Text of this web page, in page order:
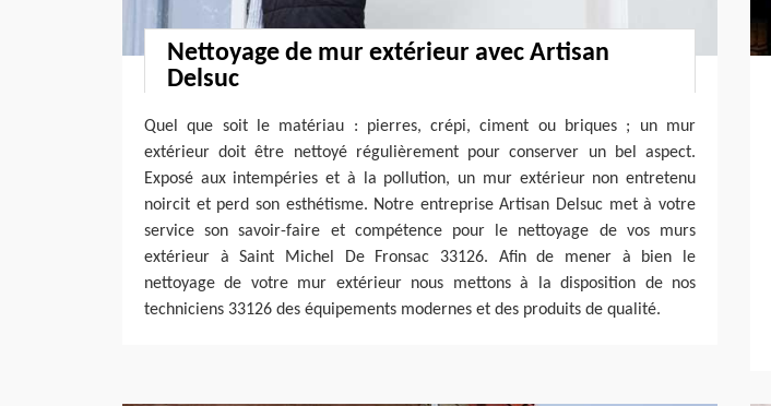
Nettoyage de mur extérieur avec Artisan
Delsuc
Quel que soit le matériau : pierres, crépi, ciment ou briques ; un mur
extérieur doit être nettoyé régulièrement pour conserver un bel aspect.
Exposé aux intempéries et à la pollution, un mur extérieur non entretenu
noircit et perd son esthétisme. Notre entreprise Artisan Delsuc met à votre
service son savoir-faire et compétence pour le nettoyage de vos murs
extérieur à Saint Michel De Fronsac 33126. Afin de mener à bien le
nettoyage de votre mur extérieur nous mettons à la disposition de nos
techniciens 33126 des équipements modernes et des produits de qualité.